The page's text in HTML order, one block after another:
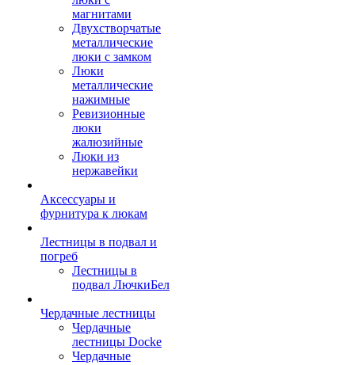
магнитами
Двухстворчатые
металлические
люки с замком
Люки
металлические
нажимные
Ревизионные
люки
жалюзийные
Люки из
нержавейки
Аксессуары и
фурнитура к люкам
Лестницы в подвал и
погреб
Лестницы в
подвал ЛючкиБел
Чердачные лестницы
Чердачные
лестницы Docke
Чердачные